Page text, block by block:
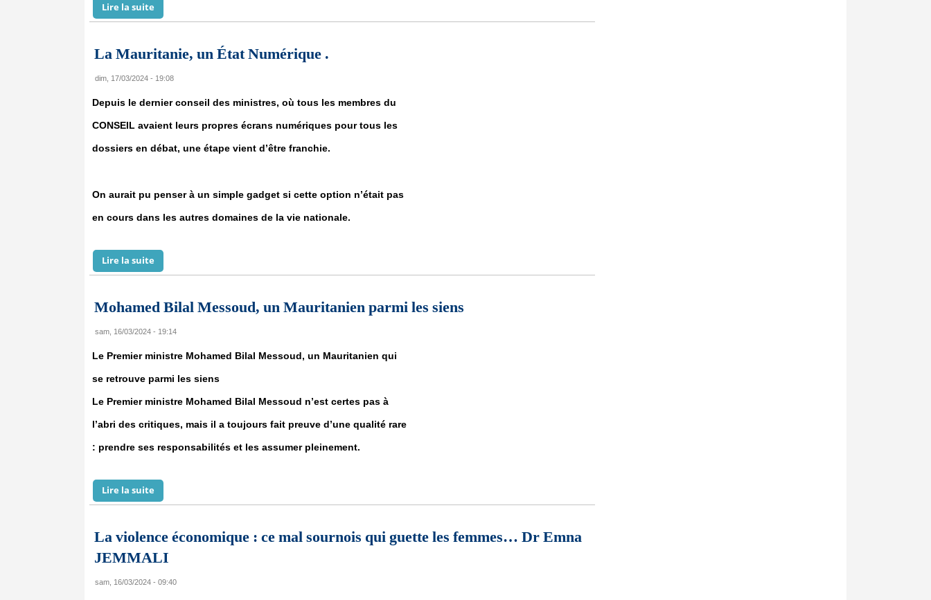
Lire la suite
La Mauritanie, un État Numérique .
dim, 17/03/2024 - 19:08
Depuis le dernier conseil des ministres, où tous les membres du
CONSEIL avaient leurs propres écrans numériques pour tous les
dossiers en débat, une étape vient d’être franchie.
On aurait pu penser à un simple gadget si cette option n’était pas
en cours dans les autres domaines de la vie nationale.
Lire la suite
Mohamed Bilal Messoud, un Mauritanien parmi les siens
sam, 16/03/2024 - 19:14
Le Premier ministre Mohamed Bilal Messoud, un Mauritanien qui
se retrouve parmi les siens
Le Premier ministre Mohamed Bilal Messoud n’est certes pas à
l’abri des critiques, mais il a toujours fait preuve d’une qualité rare
: prendre ses responsabilités et les assumer pleinement.
Lire la suite
La violence économique : ce mal sournois qui guette les femmes… Dr Emna
JEMMALI
sam, 16/03/2024 - 09:40